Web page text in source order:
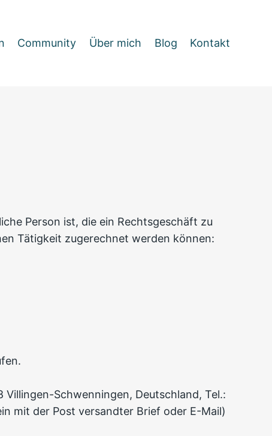
Community Über mich Blog Kontakt
Person ist, die ein Rechtsgeschäft zu
Tätigkeit zugerechnet werden können:
Schwenningen, Deutschland, Tel.:
mit der Post versandter Brief oder E-Mail)